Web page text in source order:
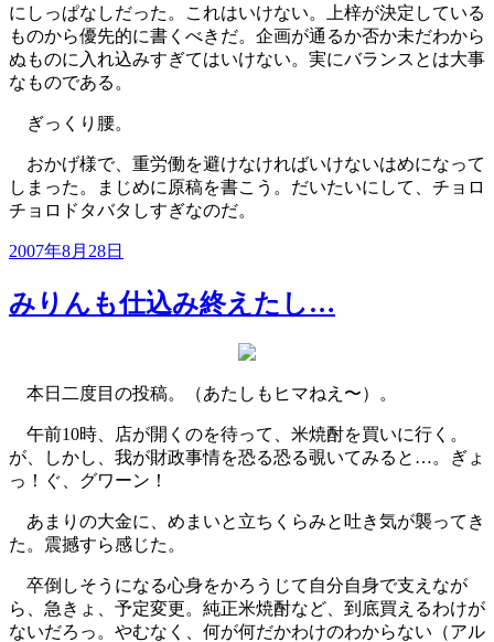
にしっぱなしだった。これはいけない。上梓が決定している
ものから優先的に書くべきだ。企画が通るか否か未だわから
ぬものに入れ込みすぎてはいけない。実にバランスとは大事
なものである。
ぎっくり腰。
おかげ様で、重労働を避けなければいけないはめになって
しまった。まじめに原稿を書こう。だいたいにして、チョロ
チョロドタバタしすぎなのだ。
投
日:
2007年8月28日
みりんも仕込み終えたし…
本日二度目の投稿。（あたしもヒマねえ〜）。
午前10時、店が開くのを待って、米焼酎を買いに行く。
が、しかし、我が財政事情を恐る恐る覗いてみると…。ぎょ
っ！ぐ、グワーン！
あまりの大金に、めまいと立ちくらみと吐き気が襲ってき
た。震撼すら感じた。
卒倒しそうになる心身をかろうじて自分自身で支えなが
ら、急きょ、予定変更。純正米焼酎など、到底買えるわけが
ないだろっ。やむなく、何が何だかわけのわからない（アル